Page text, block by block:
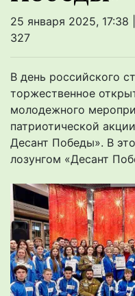
25 января 2025, 17:38 |
327
В день российского
торжественное
молодежного
патриотической
Десант Победы». В
лозунгом «Десант